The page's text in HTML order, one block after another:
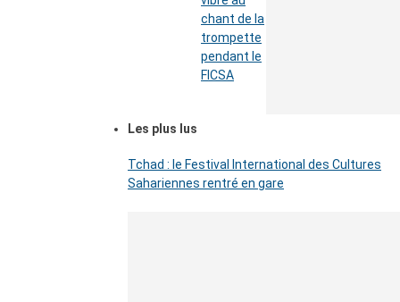
chant de la
trompette
pendant le
FICSA
Les plus lus
Tchad : le Festival International des Cultures
Sahariennes rentré en gare